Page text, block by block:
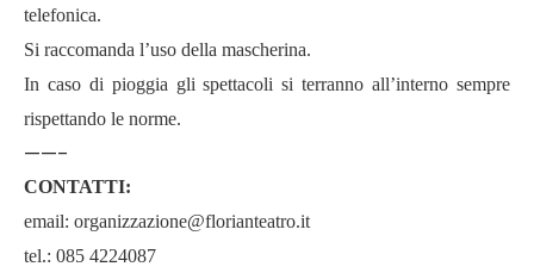
telefonica.
Si raccomanda l’uso della mascherina.
In caso di pioggia gli spettacoli si terranno all’interno sempre
rispettando le norme.
——-
CONTATTI:
email: organizzazione@florianteatro.it
tel.: 085 4224087